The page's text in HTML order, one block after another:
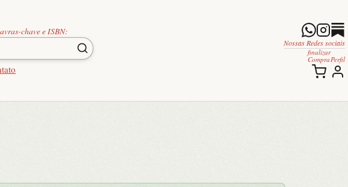
chave e ISBN:
Nossas Redes sociais
finalizar
Compra Perfil